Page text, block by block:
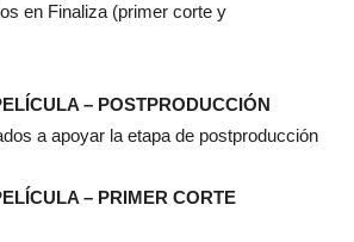
en Finaliza (primer corte y
– POSTPRODUCCIÓN
a apoyar la etapa de postproducción
– PRIMER CORTE